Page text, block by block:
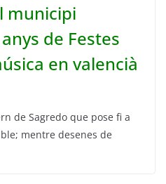
municipi
de Festes
en valencià
de Sagredo que pose fi a
mentre desenes de